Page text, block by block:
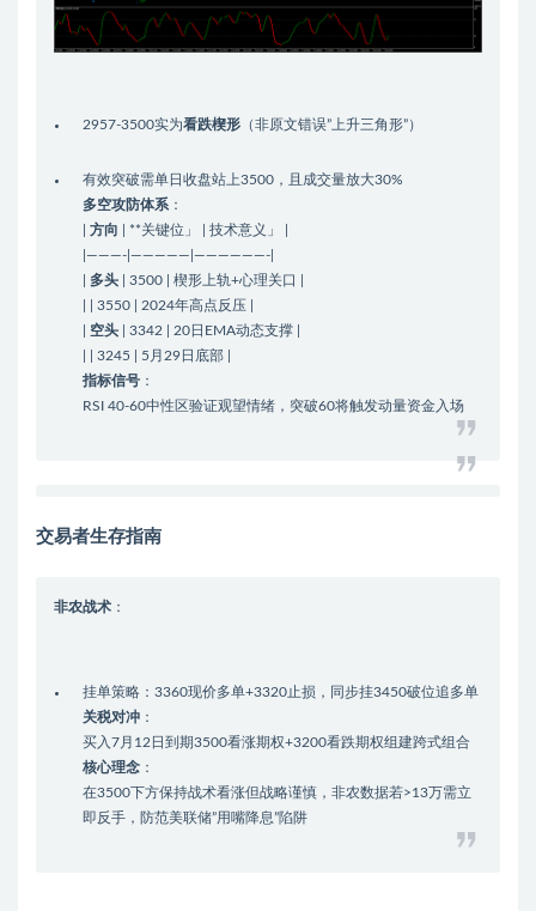
2957-3500实为看跌楔形 （非原文错误”上升三角形”）
有效突破需单日收盘站上3500，且成交量放大30%
多空攻防体系 ：
方向
| **关键位」 | 技术意义」 |
|———-|—————|——————-|
多头 | 3500 | 楔形上轨+心理关口 |
| | 3550 | 2024年高点反压 |
空头 | 3342 | 20日EMA动态支撑 |
| | 3245 | 5月29日底部 |
指标信号 ：
RSI 40-60中性区验证观望情绪，突破60将触发动量资金入场
交易者生存指南
非农战术 ：
挂单策略：3360现价多单+3320止损，同步挂3450破位追多单
关税对冲 ：
买入7月12日到期3500看涨期权+3200看跌期权组建跨式组合
核心理念 ：
在3500下方保持战术看涨但战略谨慎，非农数据若>13万需立
即反手，防范美联储”用嘴降息”陷阱